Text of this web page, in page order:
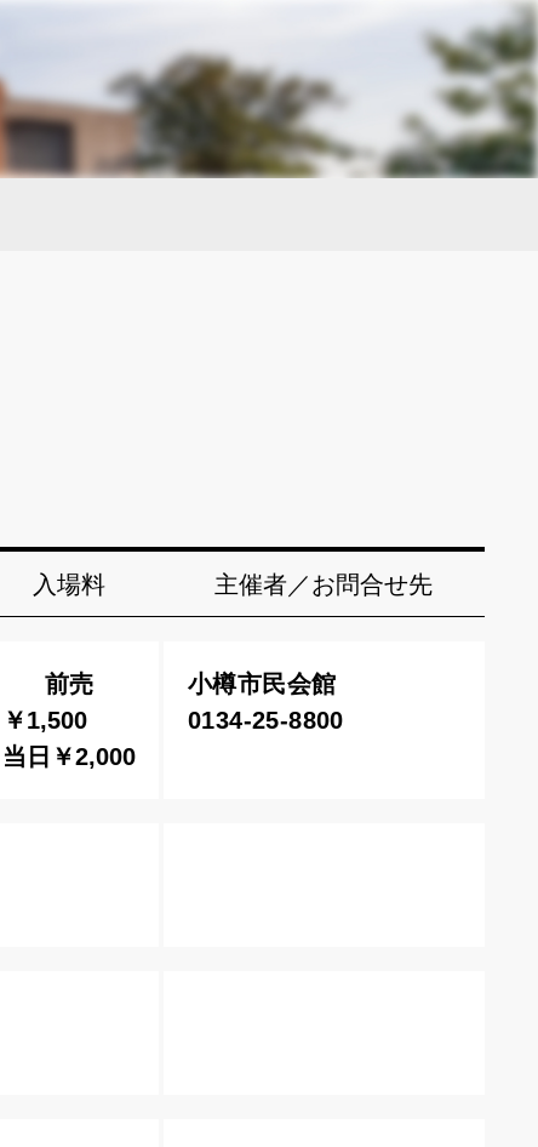
入場料 主催者／お問合せ先
前売
￥1,500
当日￥2,000
小樽市民会館
0134-25-8800